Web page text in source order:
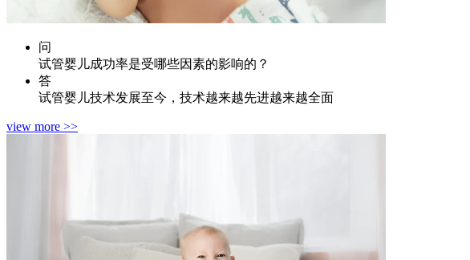
问
试管婴儿成功率是受哪些因素的影响的？
答
试管婴儿技术发展至今，技术越来越先进越来越全面
view more >>